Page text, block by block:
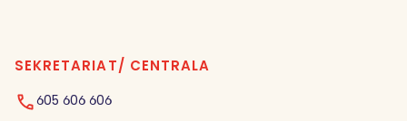
SEKRETARIAT/ CENTRALA
605 606 606